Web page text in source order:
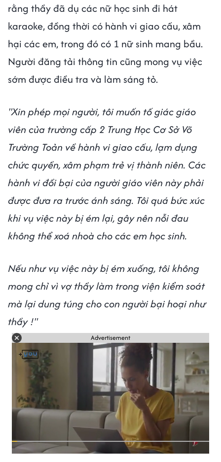
rằng thầy đã dụ các nữ học sinh đi hát
karaoke, đồng thời có hành vi giao cấu, xâm
hại các em, trong đó có 1 nữ sinh mang bầu.
Người đăng tải thông tin cũng mong vụ việc
sớm được điều tra và làm sáng tỏ.
"Xin phép mọi người, tôi muốn tố giác giáo
viên của trường cấp 2 Trung Học Cơ Sở Võ
Trường Toản về hành vi giao cấu, lạm dụng
chức quyền, xâm phạm trẻ vị thành niên. Các
hành vi đồi bại của người giáo viên này phải
được đưa ra trước ánh sáng. Tôi quá bức xúc
khi vụ việc này bị ém lại, gây nên nỗi đau
không thể xoá nhoà cho các em học sinh.
Nếu như vụ việc này bị ém xuống, tôi không
mong chỉ vì vợ thầy làm trong viện kiểm soát
mà lại dung túng cho con người bại hoại như
thầy !"
Advertisement